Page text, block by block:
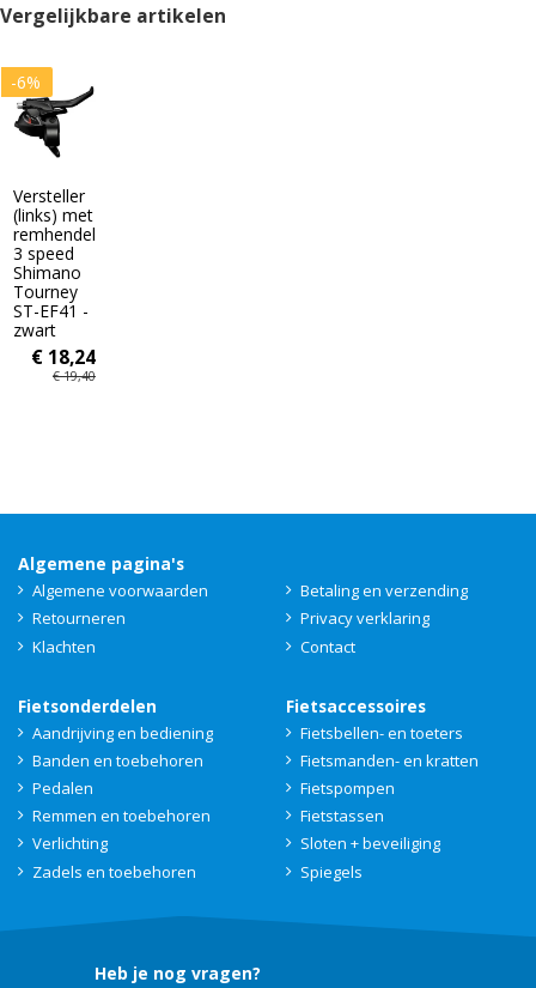
Vergelijkbare artikelen
-6%
Versteller
(links) met
remhendel
3 speed
Shimano
Tourney
ST-EF41 -
zwart
€ 18,24
€ 19,40
Algemene pagina's
Algemene voorwaarden
Betaling en verzending
Retourneren
Privacy verklaring
Klachten
Contact
Fietsonderdelen
Aandrijving en bediening
Banden en toebehoren
Pedalen
Remmen en toebehoren
Verlichting
Zadels en toebehoren
Fietsaccessoires
Fietsbellen- en toeters
Fietsmanden- en kratten
Fietspompen
Fietstassen
Sloten + beveiliging
Spiegels
Heb je nog vragen?